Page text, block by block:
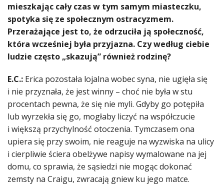
mieszkając cały czas w tym samym miasteczku,
spotyka się ze społecznym ostracyzmem.
Przerażające jest to, że odrzuciła ją społeczność,
która wcześniej była przyjazna. Czy według ciebie
ludzie często „skazują” również rodzinę?
E.C.: Erica pozostała lojalna wobec syna, nie ugięła się
i nie przyznała, że jest winny – choć nie była w stu
procentach pewna, że się nie myli. Gdyby go potępiła
lub wyrzekła się go, mogłaby liczyć na współczucie
i większą przychylność otoczenia. Tymczasem ona
upiera się przy swoim, nie reaguje na wyzwiska na ulicy
i cierpliwie ściera obelżywe napisy wymalowane na jej
domu, co sprawia, że sąsiedzi nie mogąc dokonać
zemsty na Craigu, zwracają gniew ku jego matce.